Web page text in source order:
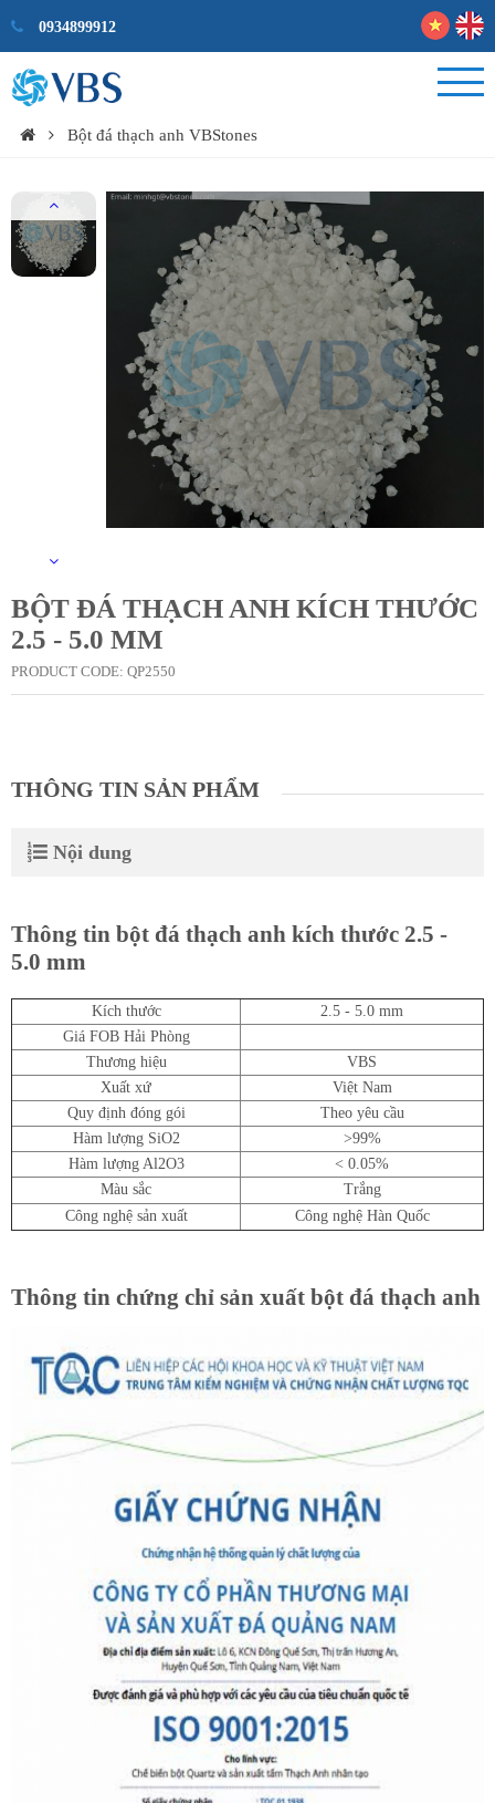
0934899912
Bột đá thạch anh VBStones
BỘT ĐÁ THẠCH ANH KÍCH THƯỚC
2.5 - 5.0 MM
PRODUCT CODE: QP2550
THÔNG TIN SẢN PHẨM
Nội dung
Thông tin bột đá thạch anh kích thước 2.5 -
5.0 mm
Kích thước
2.5 - 5.0 mm
Giá FOB Hải Phòng
Thương hiệu
VBS
Xuất xứ
Việt Nam
Quy định đóng gói
Theo yêu cầu
Hàm lượng SiO2
>99%
Hàm lượng Al2O3
< 0.05%
Màu sắc
Trắng
Công nghệ sản xuất
Công nghệ Hàn Quốc
Thông tin chứng chỉ sản xuất bột đá thạch anh